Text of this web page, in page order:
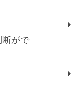
断がで